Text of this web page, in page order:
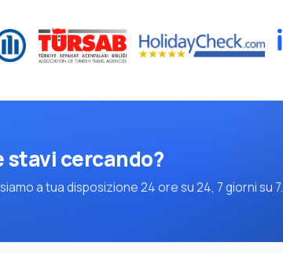
stavi cercando?
a tua disposizione 24 ore su 24, 7 giorni su 7.